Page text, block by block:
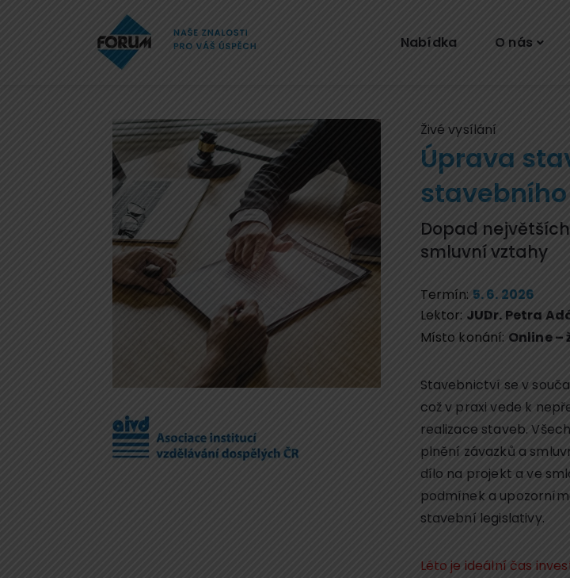
Nabídka O nás
Živé vysílání
Úprava
Dopad
smluvní vztahy
Termín: 5. 6. 2026
Lektor: JUDr. Petra
Místo konání: Online –
Stavebnictví se v
což v praxi vede k
realizace staveb.
plnění závazků a
dílo na projekt a ve
podmínek a
stavební legislativy.
Léto je ideální čas